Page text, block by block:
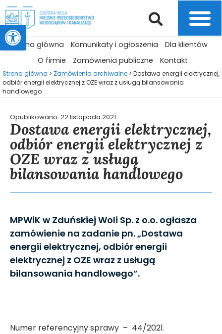
Otwórz pasek narzędzi
Strona główna Komunikaty i ogłoszenia
Dla klientów
O firmie
Zamówienia publiczne Kontakt
Strona główna > Zamówienia archiwalne > Dostawa energii elektrycznej,
odbiór energii elektrycznej z OZE wraz z usługą bilansowania
handlowego
Opublikowano: 22 listopada 2021
Dostawa energii elektrycznej,
odbiór energii elektrycznej z
OZE wraz z usługą
bilansowania handlowego
MPWiK w Zduńskiej Woli Sp. z o.o. ogłasza
zamówienie na zadanie pn. „Dostawa
energii elektrycznej, odbiór energii
elektrycznej z OZE wraz z usługą
bilansowania handlowego”.
Numer referencyjny sprawy – 44/2021.